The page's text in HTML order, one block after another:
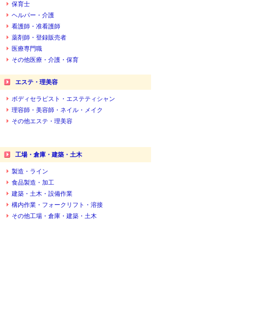
保育士
ヘルパー・介護
看護師・准看護師
薬剤師・登録販売者
医療専門職
その他医療・介護・保育
エステ・理美容
ボディセラピスト・エステティシャン
理容師・美容師・ネイル・メイク
その他エステ・理美容
工場・倉庫・建築・土木
製造・ライン
食品製造・加工
建築・土木・設備作業
構内作業・フォークリフト・溶接
その他工場・倉庫・建築・土木